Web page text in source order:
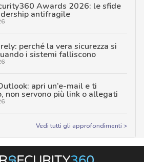
Awards 2026: le sfide
antifragile
perché la vera sicurezza si
i sistemi falliscono
apri un’e-mail e ti
non servono più link o allegati
Vedi tutti gli approfondimenti >